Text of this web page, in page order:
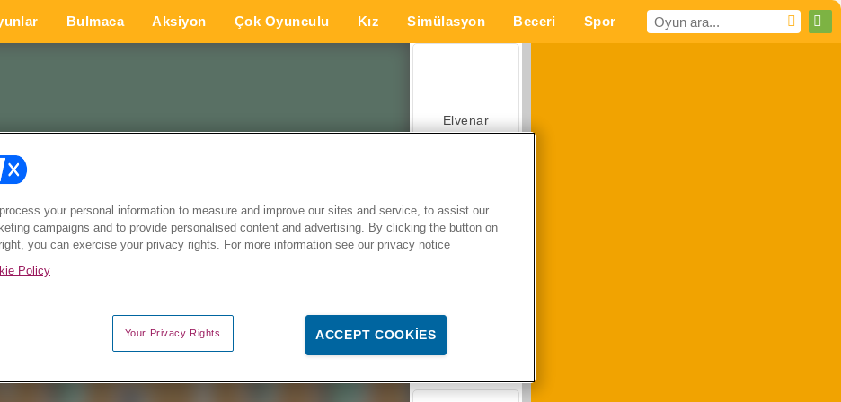
Bulmaca Aksiyon Çok Oyunculu Kız Simülasyon Beceri Spor
Elvenar
Hastane Cerrah Doktor Oyunu
your personal information to measure and improve our sites and service, to assist our
campaigns and to provide personalised content and advertising. By clicking the button on
you can exercise your privacy rights. For more information see our privacy notice
Policy
Your Privacy Rights ACCEPT COOKIES